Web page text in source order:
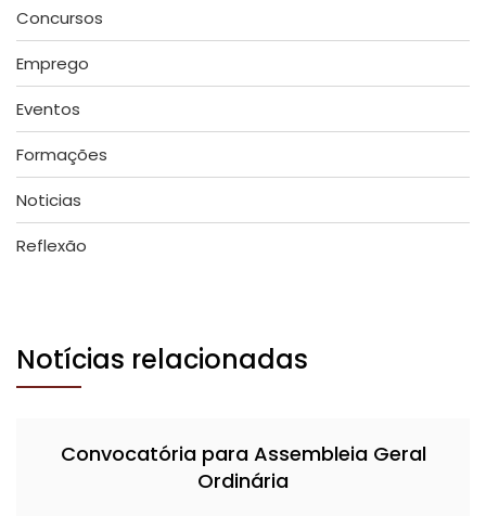
Concursos
Emprego
Eventos
Formações
Noticias
Reflexão
Notícias relacionadas
Convocatória para Assembleia Geral
Ordinária